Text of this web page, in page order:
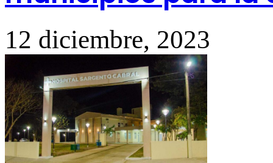
12 diciembre, 2023